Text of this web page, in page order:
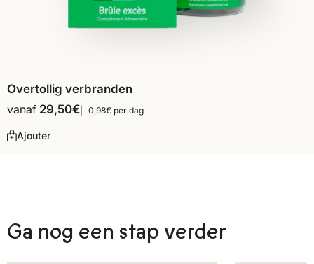
Overtollig verbranden
vanaf 29,50€ 0,98€ per dag
Ajouter
Ga nog een stap verder